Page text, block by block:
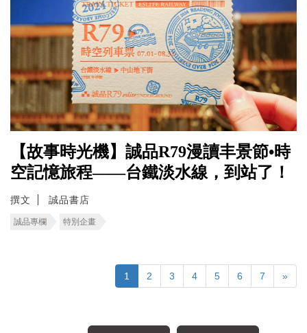
【故事時光機】誠品R79漫讀丰景節•時
空記憶旅程――台鐵淡水線，到站了！
撰文 誠品書店
誠品專欄 特別企畫
1 2 3 4 5 6 7 »